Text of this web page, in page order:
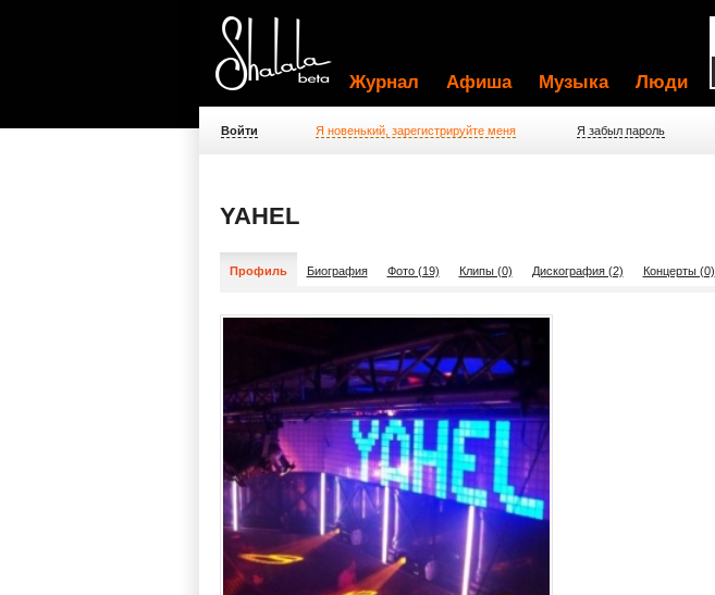
Журнал Афиша Музыка Люди
Войти Я новенький, зарегистрируйте меня Я забыл пароль
YAHEL
Профиль Биография Фото (19) Клипы (0) Дискография (2) Концерты (0)